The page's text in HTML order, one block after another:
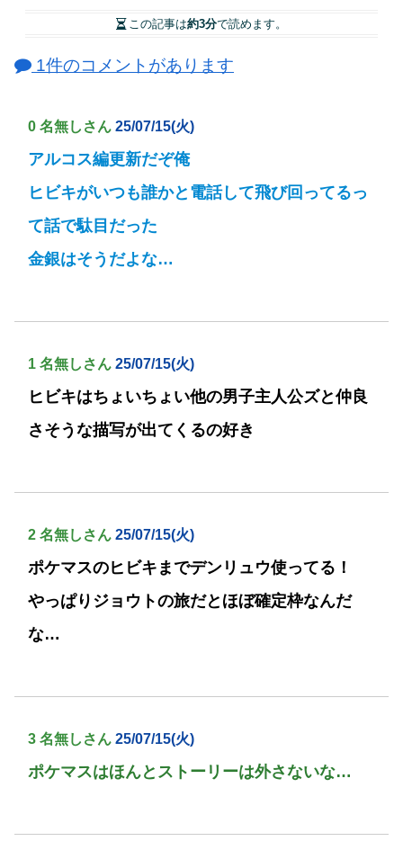
この記事は約3分で読めます。
1件のコメントがあります
0 名無しさん 25/07/15(火)
アルコス編更新だぞ俺
ヒビキがいつも誰かと電話して飛び回ってるっ
て話で駄目だった
金銀はそうだよな…
1 名無しさん 25/07/15(火)
ヒビキはちょいちょい他の男子主人公ズと仲良
さそうな描写が出てくるの好き
2 名無しさん 25/07/15(火)
ポケマスのヒビキまでデンリュウ使ってる！
やっぱりジョウトの旅だとほぼ確定枠なんだ
な…
3 名無しさん 25/07/15(火)
ポケマスはほんとストーリーは外さないな…